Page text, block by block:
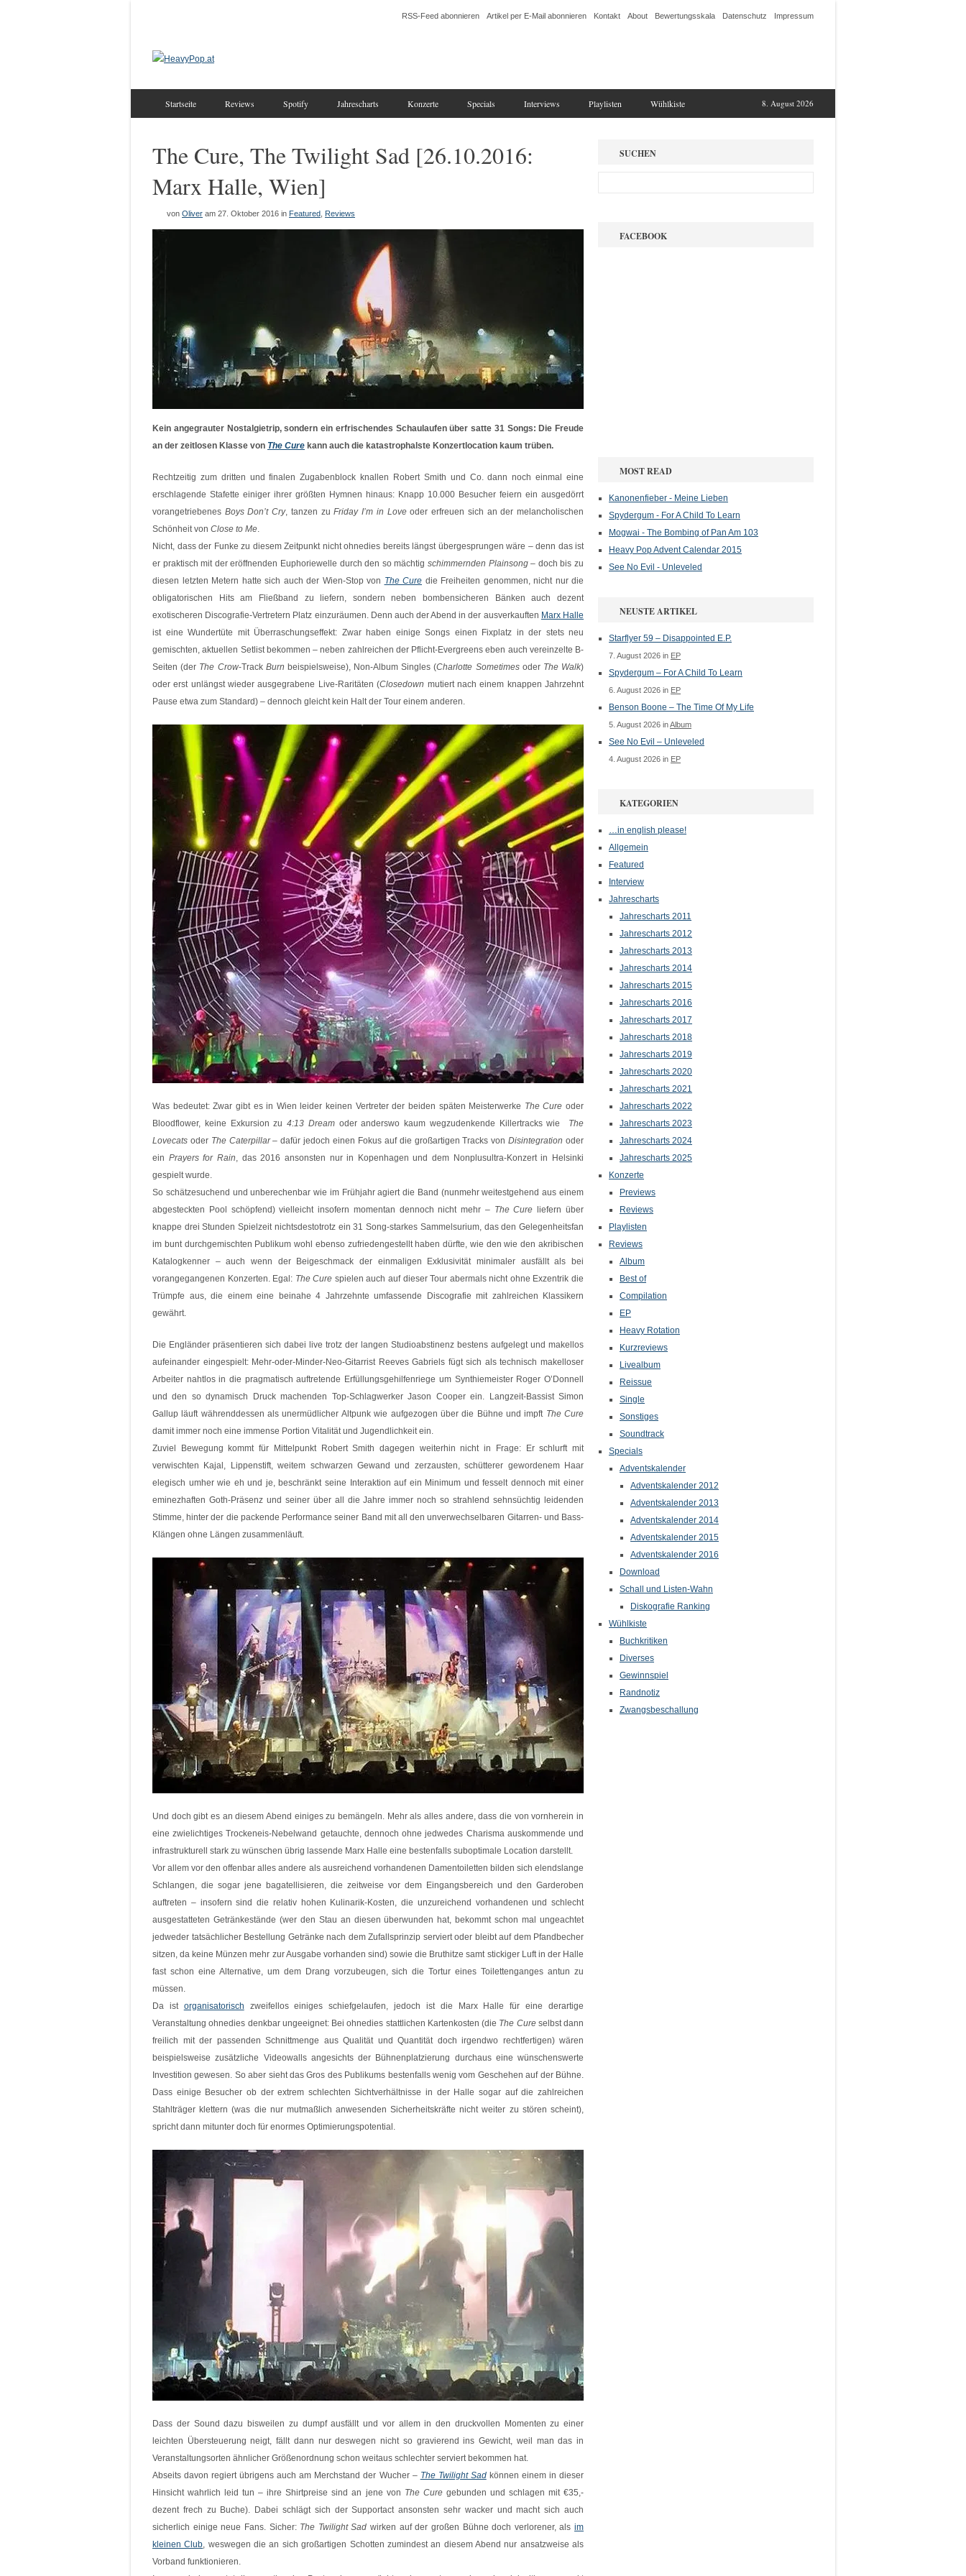
RSS-Feed abonnieren Artikel per E-Mail abonnieren Kontakt About Bewertungsskala Datenschutz Impressum
8. August 2026
Startseite Reviews Spotify Jahrescharts Konzerte Specials Interviews Playlisten Wühlkiste
The Cure, The Twilight Sad [26.10.2016:
Marx Halle, Wien]
von Oliver am 27. Oktober 2016 in Featured Reviews
Kein angegrauter Nostalgietrip, sondern ein erfrischendes Schaulaufen über satte 31 Songs: Die Freude
an der zeitlosen Klasse von The Cure kann auch die katastrophalste Konzertlocation kaum trüben.
Rechtzeitig zum dritten und finalen Zugabenblock knallen Robert Smith und Co. dann noch einmal eine
erschlagende Stafette einiger ihrer größten Hymnen hinaus: Knapp 10.000 Besucher feiern ein ausgedörrt
vorangetriebenes Boys Don’t Cry, tanzen zu Friday I’m in Loveoder erfreuen sich an der melancholischen
Schönheit von Close to Me.
Nicht, dass der Funke zu diesem Zeitpunkt nicht ohnedies bereits längst übergesprungen wäre – denn das ist
er praktisch mit der eröffnenden Euphoriewelle durch den so mächtig schimmernden Plainsong– doch bis zu
diesen letzten Metern hatte sich auch der Wien-Stop von The Cure die Freiheiten genommen, nicht nur die
obligatorischen Hits am Fließband zu liefern, sondern neben bombensicheren Bänken auch dezent
exotischeren Discografie-Vertretern Platz einzuräumen. Denn auch der Abend in der ausverkauften Marx Halle
ist eine Wundertüte mit Überraschungseffekt: Zwar haben einige Songs einen Fixplatz in der stets neu
gemischten, aktuellen Setlist bekommen – neben zahlreichen der Pflicht-Evergreens eben auch vereinzelte B-
Seiten (der The Crow-Track Burn beispielsweise), Non-Album Singles (Charlotte Sometimes oderThe Walk)
oder erst unlängst wieder ausgegrabene Live-Raritäten (Closedown mutiert nach einem knappen Jahrzehnt
Pause etwa zum Standard) – dennoch gleicht kein Halt der Tour einem anderen.
Was bedeutet: Zwar gibt es in Wien leider keinen Vertreter der beiden späten Meisterwerke The Cure oder
Bloodflower, keine Exkursion zu4:13 Dreamoder anderswo kaum wegzudenkende Killertracks wie The
Lovecats oder The Caterpillar– dafür jedoch einen Fokus auf die großartigen Tracks vonDisintegrationoder
ein Prayers for Rain, das 2016 ansonsten nur in Kopenhagen und dem Nonplusultra-Konzert in Helsinki
gespielt wurde.
So schätzesuchend und unberechenbar wie im Frühjahr agiert die Band (nunmehr weitestgehend aus einem
abgesteckten Pool schöpfend) vielleicht insofern momentan dennoch nicht mehr – The Cure liefern über
knappe drei Stunden Spielzeit nichtsdestotrotz ein 31 Song-starkes Sammelsurium, das den Gelegenheitsfan
im bunt durchgemischten Publikum wohl ebenso zufriedengestellt haben dürfte, wie den wie den akribischen
Katalogkenner – auch wenn der Beigeschmack der einmaligen Exklusivität minimaler ausfällt als bei
vorangegangenen Konzerten. Egal: The Cure spielen auch auf dieser Tour abermals nicht ohne Exzentrik die
Trümpfe aus, die einem eine beinahe 4 Jahrzehnte umfassende Discografie mit zahlreichen Klassikern
gewährt.
Die Engländer präsentieren sich dabei live trotz der langen Studioabstinenz bestens aufgelegt und makellos
aufeinander eingespielt: Mehr-oder-Minder-Neo-Gitarrist Reeves Gabriels fügt sich als technisch makelloser
Arbeiter nahtlos in die pragmatisch auftretende Erfüllungsgehilfenriege um Synthiemeister Roger O’Donnell
und den so dynamisch Druck machenden Top-Schlagwerker Jason Cooper ein. Langzeit-Bassist Simon
Gallup läuft währenddessen als unermüdlicher Altpunk wie aufgezogen über die Bühne und impft The Cure
damit immer noch eine immense Portion Vitalität und Jugendlichkeit ein.
Zuviel Bewegung kommt für Mittelpunkt Robert Smith dagegen weiterhin nicht in Frage: Er schlurft mit
verwischten Kajal, Lippenstift, weitem schwarzen Gewand und zerzausten, schütterer gewordenem Haar
elegisch umher wie eh und je, beschränkt seine Interaktion auf ein Minimum und fesselt dennoch mit einer
eminezhaften Goth-Präsenz und seiner über all die Jahre immer noch so strahlend sehnsüchtig leidenden
Stimme, hinter der die packende Performance seiner Band mit all den unverwechselbaren Gitarren- und Bass-
Klängen ohne Längen zusammenläuft.
Und doch gibt es an diesem Abend einiges zu bemängeln. Mehr als alles andere, dass die von vornherein in
eine zwielichtiges Trockeneis-Nebelwand getauchte, dennoch ohne jedwedes Charisma auskommende und
infrastrukturell stark zu wünschen übrig lassende Marx Halle eine bestenfalls suboptimale Location darstellt.
Vor allem vor den offenbar alles andere als ausreichend vorhandenen Damentoiletten bilden sich elendslange
Schlangen, die sogar jene bagatellisieren, die zeitweise vor dem Eingangsbereich und den Garderoben
auftreten – insofern sind die relativ hohen Kulinarik-Kosten, die unzureichend vorhandenen und schlecht
ausgestatteten Getränkestände (wer den Stau an diesen überwunden hat, bekommt schon mal ungeachtet
jedweder tatsächlicher Bestellung Getränke nach dem Zufallsprinzip serviert oder bleibt auf dem Pfandbecher
sitzen, da keine Münzen mehr zur Ausgabe vorhanden sind) sowie die Bruthitze samt stickiger Luft in der Halle
fast schon eine Alternative, um dem Drang vorzubeugen, sich die Tortur eines Toilettenganges antun zu
müssen.
Da ist organisatorisch zweifellos einiges schiefgelaufen, jedoch ist die Marx Halle für eine derartige
Veranstaltung ohnedies denkbar ungeeignet: Bei ohnedies stattlichen Kartenkosten (die The Cureselbst dann
freilich mit der passenden Schnittmenge aus Qualität und Quantität doch irgendwo rechtfertigen) wären
beispielsweise zusätzliche Videowalls angesichts der Bühnenplatzierung durchaus eine wünschenswerte
Investition gewesen. So aber sieht das Gros des Publikums bestenfalls wenig vom Geschehen auf der Bühne.
Dass einige Besucher ob der extrem schlechten Sichtverhältnisse in der Halle sogar auf die zahlreichen
Stahlträger klettern (was die nur mutmaßlich anwesenden Sicherheitskräfte nicht weiter zu stören scheint),
spricht dann mitunter doch für enormes Optimierungspotential.
Dass der Sound dazu bisweilen zu dumpf ausfällt und vor allem in den druckvollen Momenten zu einer
leichten Übersteuerung neigt, fällt dann nur deswegen nicht so gravierend ins Gewicht, weil man das in
Veranstaltungsorten ähnlicher Größenordnung schon weitaus schlechter serviert bekommen hat.
Abseits davon regiert übrigens auch am Merchstand der Wucher – The Twilight Sadkönnen einem in dieser
Hinsicht wahrlich leid tun – ihre Shirtpreise sind an jene von The Curegebunden und schlagen mit €35,-
dezent frech zu Buche). Dabei schlägt sich der Supportact ansonsten sehr wacker und macht sich auch
sicherlich einige neue Fans. Sicher: The Twilight Sad wirken auf der großen Bühne doch verlorener, als im
kleinen Club, weswegen die an sich großartigen Schotten zumindest an diesem Abend nur ansatzweise als
Vorband funktionieren.
SUCHEN
FACEBOOK
MOST READ
Kanonenfieber - Meine Lieben
Spydergum - For A Child To Learn
Mogwai - The Bombing of Pan Am 103
Heavy Pop Advent Calendar 2015
See No Evil - Unleveled
NEUSTE ARTIKEL
Starflyer 59 – Disappointed E.P.
7. August 2026 in EP
Spydergum – For A Child To Learn
6. August 2026 in EP
Benson Boone – The Time Of My Life
5. August 2026 inAlbum
See No Evil – Unleveled
4. August 2026 in EP
KATEGORIEN
…in english please!
Allgemein
Featured
Interview
Jahrescharts
Jahrescharts 2011
Jahrescharts 2012
Jahrescharts 2013
Jahrescharts 2014
Jahrescharts 2015
Jahrescharts 2016
Jahrescharts 2017
Jahrescharts 2018
Jahrescharts 2019
Jahrescharts 2020
Jahrescharts 2021
Jahrescharts 2022
Jahrescharts 2023
Jahrescharts 2024
Jahrescharts 2025
Konzerte
Previews
Reviews
Playlisten
Reviews
Album
Best of
Compilation
EP
Heavy Rotation
Kurzreviews
Livealbum
Reissue
Single
Sonstiges
Soundtrack
Specials
Adventskalender
Adventskalender 2012
Adventskalender 2013
Adventskalender 2014
Adventskalender 2015
Adventskalender 2016
Download
Schall und Listen-Wahn
Diskografie Ranking
Wühlkiste
Buchkritiken
Diverses
Gewinnspiel
Randnotiz
Zwangsbeschallung